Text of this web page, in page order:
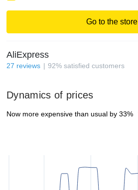
Go to the store
AliExpress
27 reviews 92% satisfied customers
Dynamics of prices
Now more expensive than usual by 33%